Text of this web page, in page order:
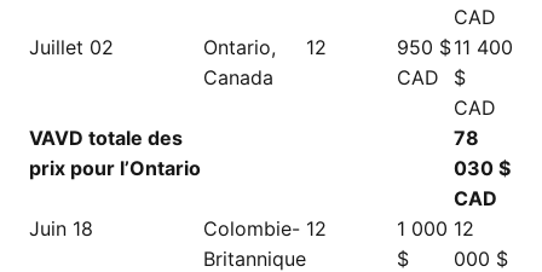
CAD
Juillet 02
Ontario,
Canada
12
950 $
CAD
11 400
$
CAD
VAVD totale des
prix pour l’Ontario
78
030 $
CAD
Juin 18
Colombie-
Britannique
12
1 000
$
12
000 $